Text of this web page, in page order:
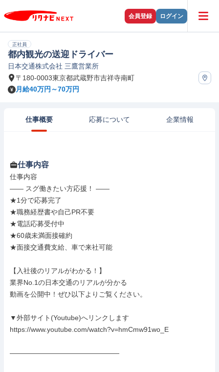
会員登録 ログイン
正社員
都内観光の送迎ドライバー
日本交通株式会社 三鷹営業所
〒180-0003東京都武蔵野市吉祥寺南町
月給40万円～70万円
仕事概要 応募について 企業情報
仕事内容
仕事内容
―― スグ働きたい方応援！ ――
★1分で応募完了
★職務経歴書や自己PR不要
★電話応募受付中
★60歳未満面接確約
★面接交通費支給、車で来社可能
【入社後のリアルがわかる！】
業界No.1の日本交通のリアルが分かる
動画を公開中！ぜひ以下よりご覧ください。
▼外部サイト(Youtube)へリンクします
https://www.youtube.com/watch?v=hmCmw91wo_E
――――――――――――――――